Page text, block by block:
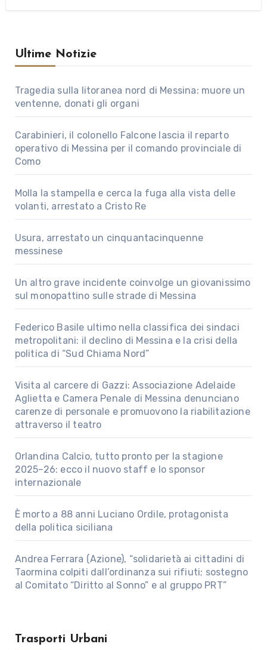
Ultime Notizie
Tragedia sulla litoranea nord di Messina: muore un
ventenne, donati gli organi
Carabinieri, il colonello Falcone lascia il reparto
operativo di Messina per il comando provinciale di
Como
Molla la stampella e cerca la fuga alla vista delle
volanti, arrestato a Cristo Re
Usura, arrestato un cinquantacinquenne
messinese
Un altro grave incidente coinvolge un giovanissimo
sul monopattino sulle strade di Messina
Federico Basile ultimo nella classifica dei sindaci
metropolitani: il declino di Messina e la crisi della
politica di “Sud Chiama Nord”
Visita al carcere di Gazzi: Associazione Adelaide
Aglietta e Camera Penale di Messina denunciano
carenze di personale e promuovono la riabilitazione
attraverso il teatro
Orlandina Calcio, tutto pronto per la stagione
2025–26: ecco il nuovo staff e lo sponsor
internazionale
È morto a 88 anni Luciano Ordile, protagonista
della politica siciliana
Andrea Ferrara (Azione), “solidarietà ai cittadini di
Taormina colpiti dall’ordinanza sui rifiuti; sostegno
al Comitato “Diritto al Sonno” e al gruppo PRT”
Trasporti Urbani